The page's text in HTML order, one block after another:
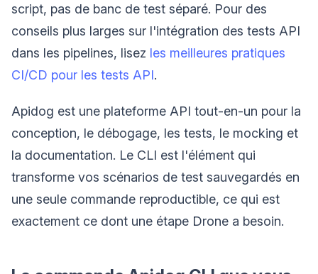
script, pas de banc de test séparé. Pour des
conseils plus larges sur l'intégration des tests API
dans les pipelines, lisez les meilleures pratiques
CI/CD pour les tests API.
Apidog est une plateforme API tout-en-un pour la
conception, le débogage, les tests, le mocking et
la documentation. Le CLI est l'élément qui
transforme vos scénarios de test sauvegardés en
une seule commande reproductible, ce qui est
exactement ce dont une étape Drone a besoin.